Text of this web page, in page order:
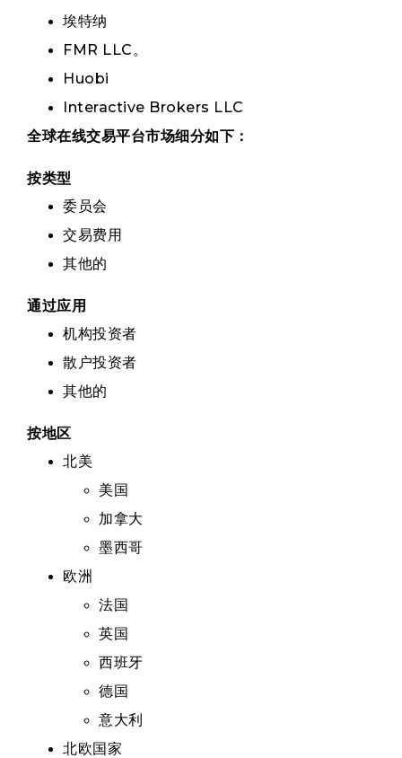
埃特纳
FMR LLC。
Huobi
Interactive Brokers LLC
全球在线交易平台市场细分如下：
按类型
委员会
交易费用
其他的
通过应用
机构投资者
散户投资者
其他的
按地区
北美
美国
加拿大
墨西哥
欧洲
法国
英国
西班牙
德国
意大利
北欧国家